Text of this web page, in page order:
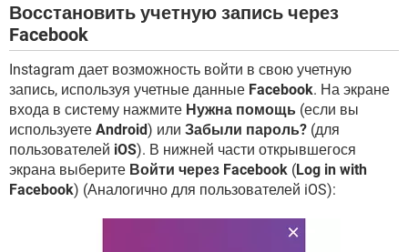
Восстановить учетную запись через
Facebook
Instagram дает возможность войти в свою учетную
запись, используя учетные данные Facebook. На экране
входа в систему нажмите Нужна помощь (если вы
используете Android) или Забыли пароль? (для
пользователей iOS). В нижней части открывшегося
экрана выберите Войти через Facebook (Log in with
Facebook) (Аналогично для пользователей iOS):